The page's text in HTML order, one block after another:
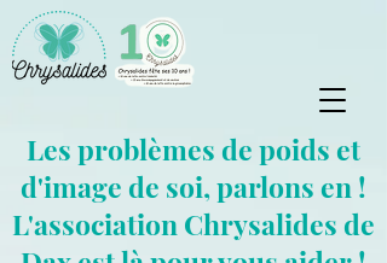
Les problèmes de poids et
d'image de soi, parlons en !
L'association Chrysalides de